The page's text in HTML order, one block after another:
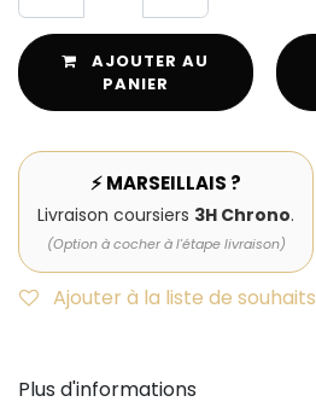
AJOUTER AU
PANIER
⚡ MARSEILLAIS ?
Livraison coursiers 3H Chrono.
(Option à cocher à l'étape livraison)
Ajouter à la liste de souhaits
Plus d'informations